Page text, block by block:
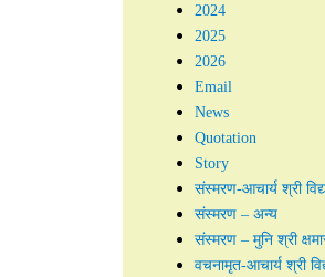
2024
2025
2026
Email
News
Quotation
Story
संस्मरण-आचार्य श्री
संस्मरण – अन्य
संस्मरण – मुनि श्री
वचनामृत-आचार्य श्री